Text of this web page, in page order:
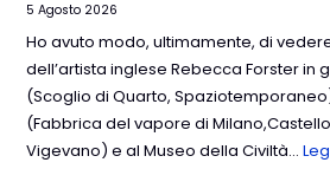
5 Agosto 2026
Ho avuto modo, ultimamente, di
dell’artista inglese Rebecca Forster in
(Scoglio di Quarto,
(Fabbrica del vapore di
Vigevano) e al Museo della Civiltà…